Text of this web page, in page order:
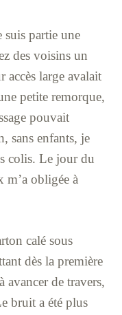
suis partie une
des voisins un
accès large avalait
petite remorque,
pouvait
sans enfants, je
colis. Le jour du
obligée à
calé sous
dès la première
avancer de travers,
bruit a été plus